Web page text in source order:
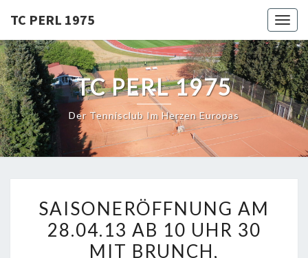
content
TC PERL 1975
TC PERL 1975
Der Tennisclub Im Herzen Europas
AM
28.04.13
AB
SAISONERÖFFNUNG AM
28.04.13 AB 10 UHR 30
MIT BRUNCH,